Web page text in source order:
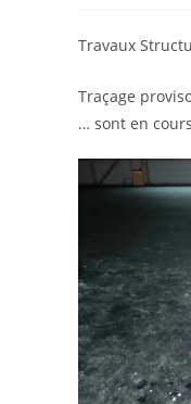
Travaux
Traçage
… sont en